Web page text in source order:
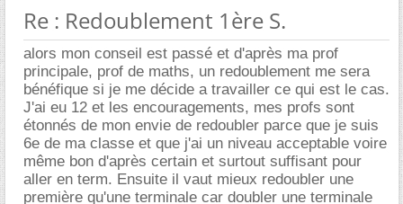
Re : Redoublement 1ère S.
alors mon conseil est passé et d'après ma prof
principale, prof de maths, un redoublement me sera
bénéfique si je me décide a travailler ce qui est le cas.
J'ai eu 12 et les encouragements, mes profs sont
étonnés de mon envie de redoubler parce que je suis
6e de ma classe et que j'ai un niveau acceptable voire
même bon d'après certain et surtout suffisant pour
aller en term. Ensuite il vaut mieux redoubler une
première qu'une terminale car doubler une terminale